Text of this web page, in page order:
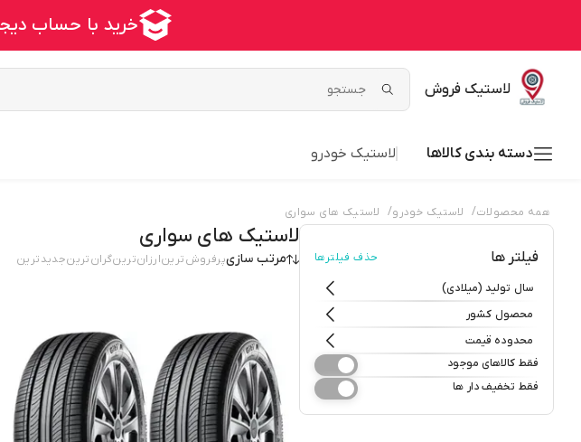
لاستیک فروش
دسته بندی کالاها لاستیک خودرو
همه محصولات/ لاستیک خودرو/ لاستیک های سواری
فیلتر ها حذف فیلترها
سال تولید (میلادی)
محصول کشور
محدوده قیمت
فقط کالاهای موجود
فقط تخفیف دار ها
لاستیک های سواری
مرتب سازیپرفروش‌ترینارزان‌ترینگران‌ترینجدید‌ترین